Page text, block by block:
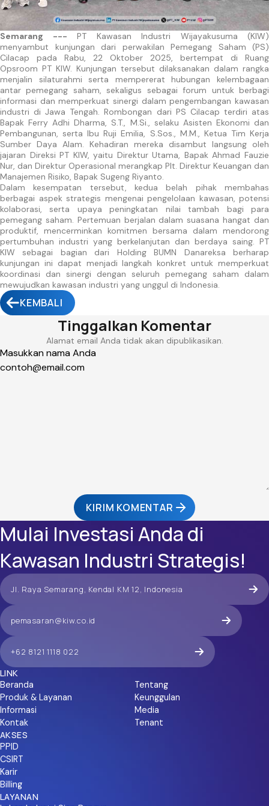
Semarang --- PT Kawasan Industri Wijayakusuma (KIW)
menyambut kunjungan dari perwakilan Pemegang Saham (PS)
Cilacap pada Rabu, 22 Oktober 2025, bertempat di Ruang
Opsroom PT KIW. Kunjungan tersebut dilaksanakan dalam rangka
menjalin silaturahmi serta mempererat hubungan kelembagaan
antar pemegang saham, sekaligus sebagai forum untuk berbagi
informasi dan memperkuat sinergi dalam pengembangan kawasan
industri di Jawa Tengah. Rombongan dari PS Cilacap terdiri atas
Bapak Ferry Adhi Dharma, S.T., M.Si., selaku Asisten Ekonomi dan
Pembangunan, serta Ibu Ruji Emilia, S.Sos., M.M., Ketua Tim Kerja
Sumber Daya Alam. Kehadiran mereka disambut langsung oleh
jajaran Direksi PT KIW, yaitu Direktur Utama, Bapak Ahmad Fauzie
Nur, dan Direktur Operasional merangkap Plt. Direktur Keuangan dan
Manajemen Risiko, Bapak Sugeng Riyanto.
Dalam kesempatan tersebut, kedua belah pihak membahas
berbagai aspek strategis mengenai pengelolaan kawasan, potensi
kolaborasi, serta upaya peningkatan nilai tambah bagi para
pemegang saham. Pertemuan berjalan dalam suasana hangat dan
produktif, mencerminkan komitmen bersama dalam mendorong
pertumbuhan industri yang berkelanjutan dan berdaya saing. PT
KIW sebagai bagian dari Holding BUMN Danareksa berharap
kunjungan ini dapat menjadi langkah konkret untuk memperkuat
koordinasi dan sinergi dengan seluruh pemegang saham dalam
mewujudkan kawasan industri yang unggul di Indonesia.
KEMBALI
Tinggalkan Komentar
Alamat email Anda tidak akan dipublikasikan.
KIRIM KOMENTAR
Mulai Investasi Anda di
Kawasan Industri Strategis!
Jl. Raya Semarang, Kendal KM 12, Indonesia
pemasaran@kiw.co.id
+62 8121 1118 022
LINK
Beranda
Tentang
Produk & Layanan
Keunggulan
Informasi
Media
Kontak
Tenant
AKSES
PPID
CSIRT
Karir
Billing
LAYANAN